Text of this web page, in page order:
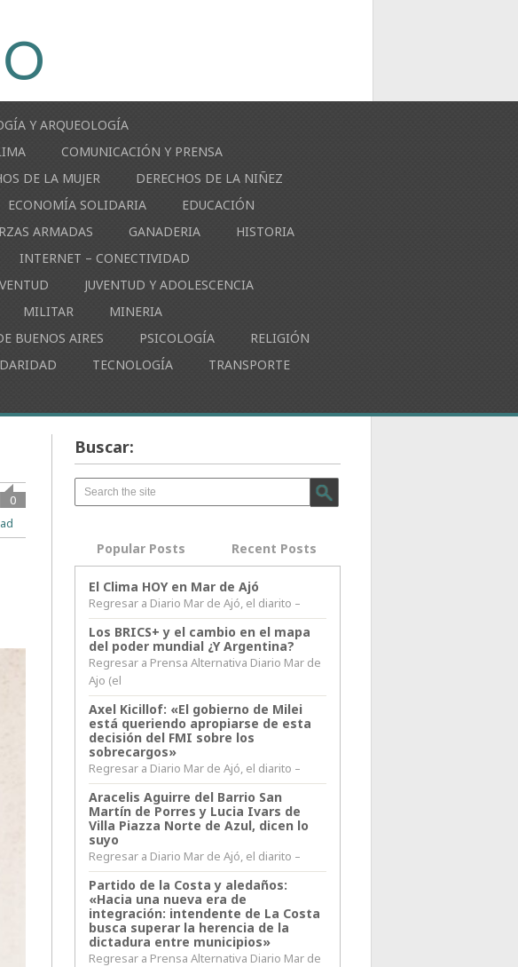
Y ARQUEOLOGÍA
COMUNICACIÓN Y PRENSA
DE LA MUJER
DERECHOS DE LA NIÑEZ
ECONOMÍA SOLIDARIA
EDUCACIÓN
ARMADAS GANADERIA
HISTORIA
INTERNET – CONECTIVIDAD
JUVENTUD Y ADOLESCENCIA
MILITAR
MINERIA
BUENOS AIRES PSICOLOGÍA
RELIGIÓN
TECNOLOGÍA
TRANSPORTE
0
Buscar:
Popular Posts Recent Posts
El Clima HOY en Mar de Ajó
Regresar a Diario Mar de Ajó, el diarito –
Los BRICS+ y el cambio en el mapa
del poder mundial ¿Y Argentina?
Regresar a Prensa Alternativa Diario Mar de
Ajo (el
Axel Kicillof: «El gobierno de Milei
está queriendo apropiarse de esta
decisión del FMI sobre los
sobrecargos»
Regresar a Diario Mar de Ajó, el diarito –
Aracelis Aguirre del Barrio San
Martín de Porres y Lucia Ivars de
Villa Piazza Norte de Azul, dicen lo
suyo
Regresar a Diario Mar de Ajó, el diarito –
Partido de la Costa y aledaños:
«Hacia una nueva era de
integración: intendente de La Costa
busca superar la herencia de la
dictadura entre municipios»
Regresar a Prensa Alternativa Diario Mar de